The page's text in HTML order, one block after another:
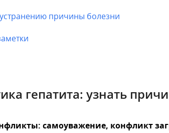
причины болезни
гепатита: узнать
самоуважение, конфликт